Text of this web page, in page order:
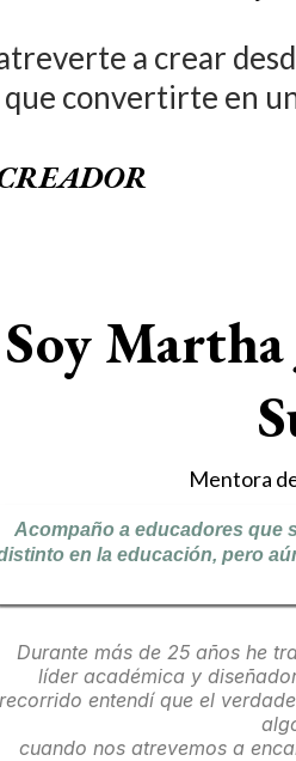
a crear
convertirte en
Soy
Mentora
Acompaño a educadores que
en la educación, pero
Durante más de 25 años he
líder académica y
recorrido entendí que el
cuando nos atrevemos a